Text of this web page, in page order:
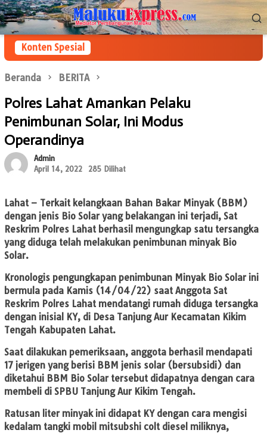
Loncat
ke
konten
Menu
Mobile
Konten Spesial
Beranda BERITA
Polres Lahat Amankan Pelaku
Penimbunan Solar, Ini Modus
Operandinya
Admin
April 14, 2022
285 Dilihat
Lahat– Terkait kelangkaan Bahan Bakar Minyak (BBM)
dengan jenis Bio Solar yang belakangan ini terjadi, Sat
Reskrim Polres Lahat berhasil mengungkap satu tersangka
yang diduga telah melakukan penimbunan minyak Bio
Solar.
Kronologis pengungkapan penimbunan Minyak Bio Solar ini
bermula pada Kamis (14/04/22) saat Anggota Sat
Reskrim Polres Lahat mendatangi rumah diduga tersangka
dengan inisial KY, di Desa Tanjung Aur Kecamatan Kikim
Tengah Kabupaten Lahat.
Saat dilakukan pemeriksaan, anggota berhasil mendapati
17 jerigen yang berisi BBM jenis solar (bersubsidi) dan
diketahui BBM Bio Solar tersebut didapatnya dengan cara
membeli di SPBU Tanjung Aur Kikim Tengah.
Ratusan liter minyak ini didapat KY dengan cara mengisi
kedalam tangki mobil mitsubshi colt diesel miliknya,